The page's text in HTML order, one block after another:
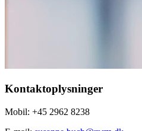
Kontaktoplysninger
Mobil: +45 2962 8238